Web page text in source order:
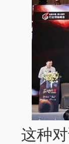
这种